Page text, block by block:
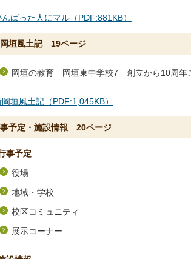
ばった人にマル（PDF:881KB）
垣風土記 19ページ
岡垣の教育 岡垣東中学校7 創立から10周
垣風土記（PDF:1,045KB）
予定・施設情報 20ページ
事予定
役場
地域・学校
校区コミュニティ
展示コーナー